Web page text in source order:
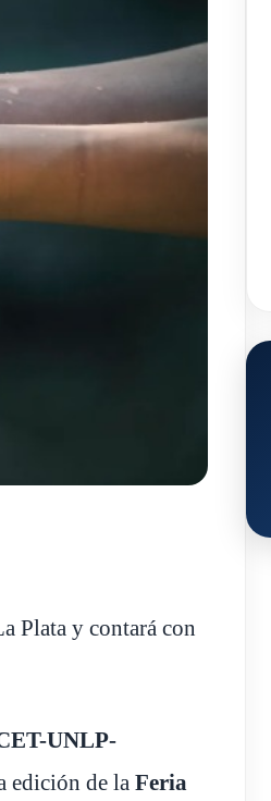
Plata y contará con
UNLP-
edición de la Feria